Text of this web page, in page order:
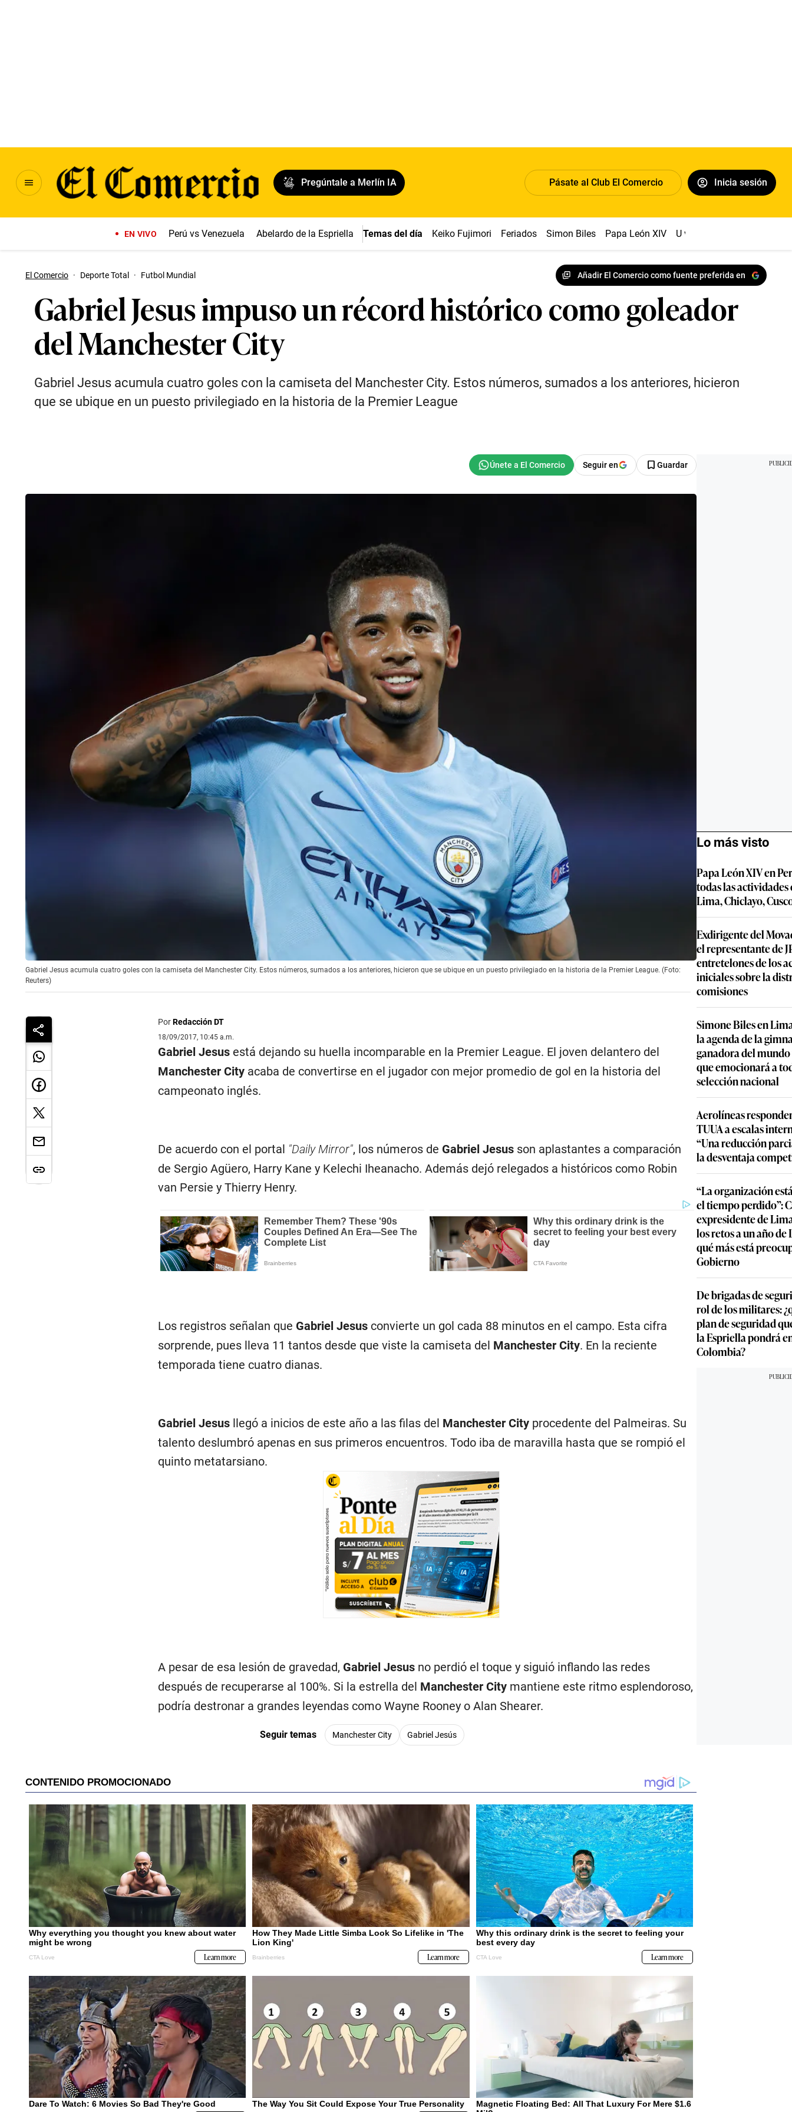
Pregúntale a Merlín IA Pásate al Club El Comercio Inicia sesión
EN VIVO Perú vs Venezuela Abelardo de la Espriella Temas del día Keiko Fujimori Feriados Simon Biles Papa León XIV U vs Cristal
El Comercio · Deporte Total · Futbol Mundial Añadir El Comercio como fuente preferida en
Gabriel Jesus impuso un récord histórico como goleador
del Manchester City
Gabriel Jesus acumula cuatro goles con la camiseta del Manchester City. Estos números, sumados a los anteriores, hicieron
que se ubique en un puesto privilegiado en la historia de la Premier League
Seguir en Guardar
Gabriel Jesus acumula cuatro goles con la camiseta del Manchester City. Estos números, sumados a los anteriores, hicieron que se ubique en un puesto privilegiado en la historia de la Premier League. (Foto:
Reuters)
PorRedacción DT
18/09/2017, 10:45 a.m.
Gabriel Jesusestá dejando su huella incomparable en la Premier League. El joven delantero del
Manchester Cityacaba de convertirse en el jugador con mejor promedio de gol en la historia del
campeonato inglés.
De acuerdo con el portal "Daily Mirror", los números de Gabriel Jesusson aplastantes a comparación
de Sergio Agüero, Harry Kane y Kelechi Iheanacho. Además dejó relegados a históricos como Robin
van Persie y Thierry Henry.
Los registros señalan que Gabriel Jesusconvierte un gol cada 88 minutos en el campo. Esta cifra
sorprende, pues lleva 11 tantos desde que viste la camiseta del Manchester City. En la reciente
temporada tiene cuatro dianas.
Gabriel Jesusllegó a inicios de este año a las filas del Manchester Cityprocedente del Palmeiras. Su
talento deslumbró apenas en sus primeros encuentros. Todo iba de maravilla hasta que se rompió el
quinto metatarsiano.
A pesar de esa lesión de gravedad, Gabriel Jesusno perdió el toque y siguió inflando las redes
después de recuperarse al 100%. Si la estrella del Manchester Citymantiene este ritmo esplendoroso,
podría destronar a grandes leyendas como Wayne Rooney o Alan Shearer.
Seguir temas Manchester City Gabriel Jesús
Lo más visto
Papa León XIV en
todas las
Lima, Chiclayo,
Exdirigente del
el representante de
entretelones de los
iniciales sobre la
comisiones
Simone Biles en
la agenda de la
ganadora del
que emocionará a
selección nacional
Aerolíneas
TUUA a escalas
“Una reducción
la desventaja
“La organización
el tiempo perdido”:
expresidente de
los retos a un año de
qué más está
Gobierno
De brigadas de
rol de los militares:
plan de seguridad
la Espriella pondrá
Colombia?